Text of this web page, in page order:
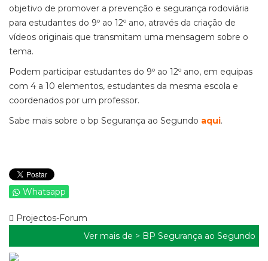
objetivo de promover a prevenção e segurança rodoviária
para estudantes do 9º ao 12º ano, através da criação de
vídeos originais que transmitam uma mensagem sobre o
tema.
Podem participar estudantes do 9º ao 12º ano, em equipas
com 4 a 10 elementos, estudantes da mesma escola e
coordenados por um professor.
Sabe mais sobre o bp Segurança ao Segundo aqui.
Whatsapp
Projectos-Forum
Ver mais de > BP Segurança ao Segundo